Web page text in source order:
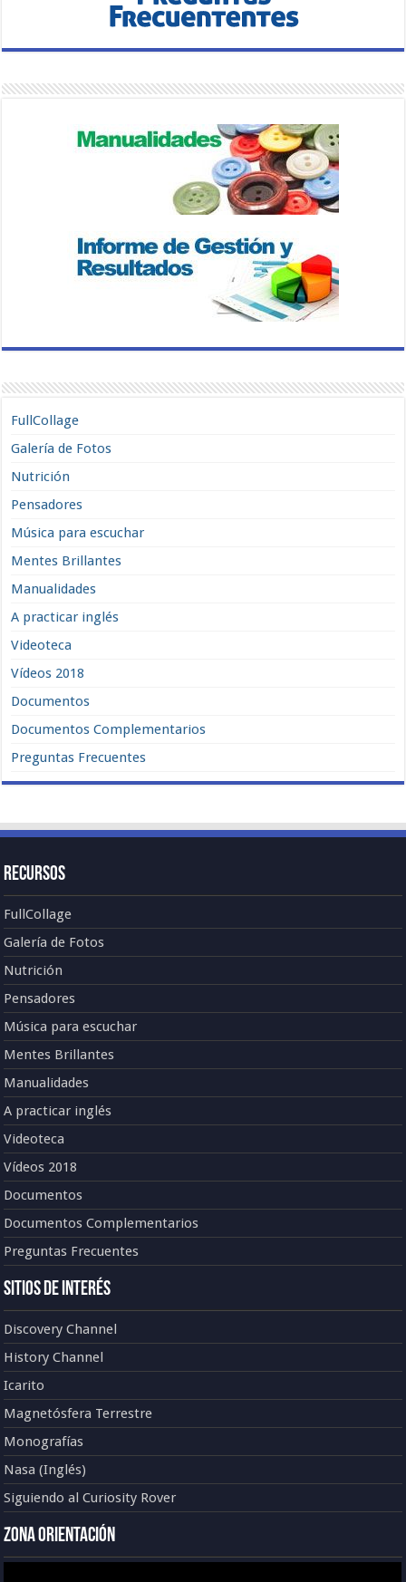
FullCollage
Galería de Fotos
Nutrición
Pensadores
Música para escuchar
Mentes Brillantes
Manualidades
A practicar inglés
Videoteca
Vídeos 2018
Documentos
Documentos Complementarios
Preguntas Frecuentes
Recursos
FullCollage
Galería de Fotos
Nutrición
Pensadores
Música para escuchar
Mentes Brillantes
Manualidades
A practicar inglés
Videoteca
Vídeos 2018
Documentos
Documentos Complementarios
Preguntas Frecuentes
Sitios de Interés
Discovery Channel
History Channel
Icarito
Magnetósfera Terrestre
Monografías
Nasa (Inglés)
Siguiendo al Curiosity Rover
Zona Orientación